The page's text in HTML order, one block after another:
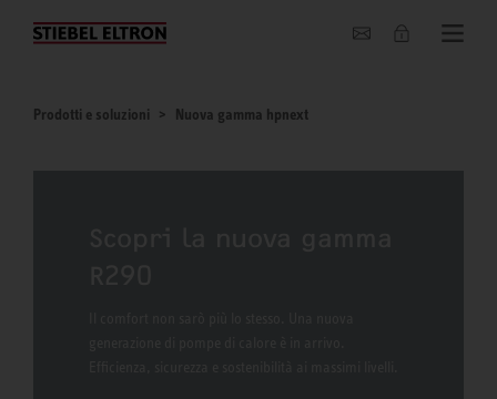
Chi siamo
Prodotti e soluzioni Nuova gamma hpnext